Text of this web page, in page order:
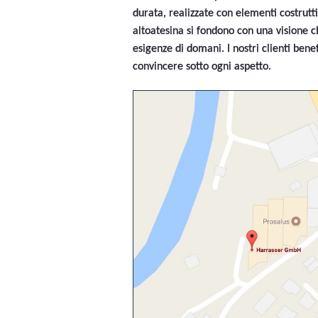
durata, realizzate con elementi
altoatesina si fondono con una visione
esigenze di domani. I nostri clienti
convincere sotto ogni aspetto.